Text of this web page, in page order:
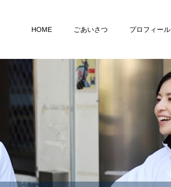
HOME ごあいさつ プロフィール